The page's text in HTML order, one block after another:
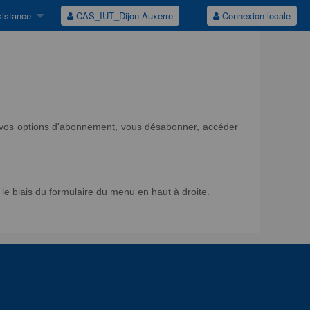
CAS_IUT_Dijon-Auxerre Connexion locale
options d'abonnement, vous désabonner, accéder
biais du formulaire du menu en haut à droite.